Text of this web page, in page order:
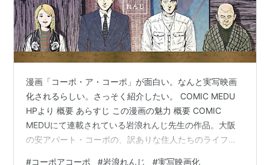
漫画「コーポ・ア・コーポ」が面白い。なんと実写映画
化されるらしい。さっそく紹介したい。 COMIC MEDU
HPより 概要 あらすじ この漫画の魅力 概要 COMIC
MEDUにて連載されている岩浪れんじ先生の作品。大阪
の安アパート・コーポの、訳ありな住人たちのライフス
#コーポアコーポ #岩浪れんじ #実写映画化